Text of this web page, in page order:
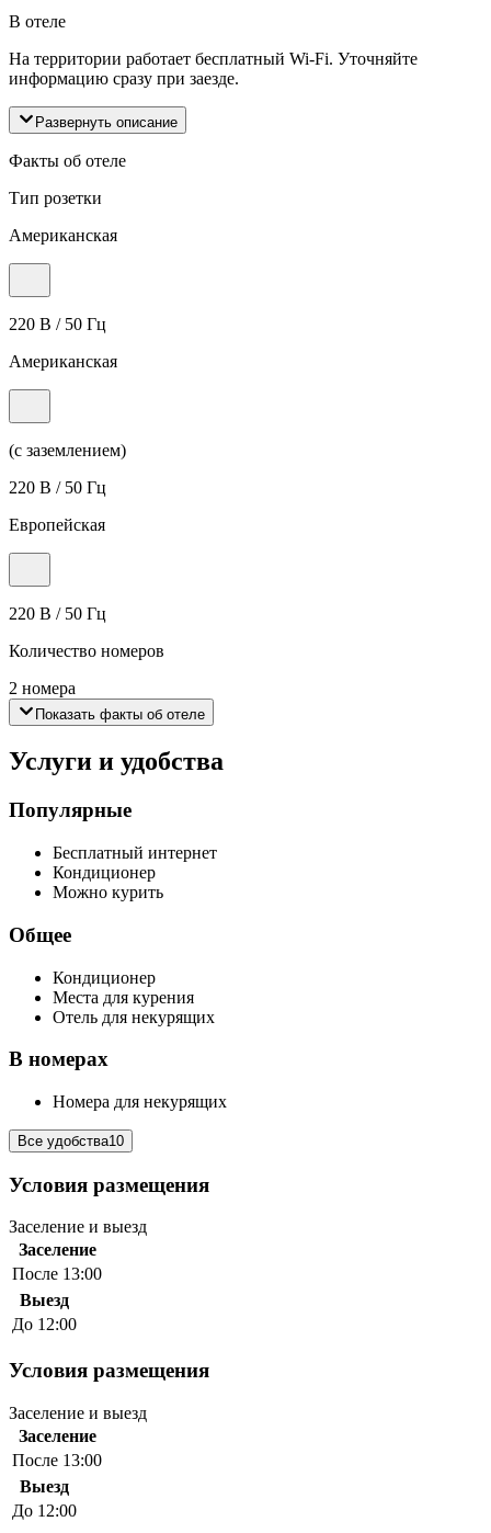
В отеле
На территории работает бесплатный Wi-Fi. Уточняйте
информацию сразу при заезде.
Развернуть описание
Факты об отеле
Тип розетки
Американская
220 В / 50 Гц
Американская
(с заземлением)
220 В / 50 Гц
Европейская
220 В / 50 Гц
Количество номеров
2 номера
Показать факты об отеле
Услуги и удобства
Популярные
Бесплатный интернет
Кондиционер
Можно курить
Общее
Кондиционер
Места для курения
Отель для некурящих
В номерах
Номера для некурящих
Все удобства10
Условия размещения
Заселение и выезд
Заселение
После 13:00
Выезд
До 12:00
Условия размещения
Заселение и выезд
Заселение
После 13:00
Выезд
До 12:00